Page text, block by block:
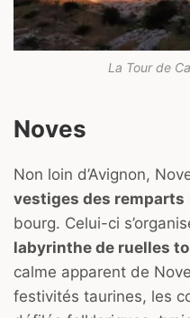
La Tour de
Noves
Non loin d’Avignon,
vestiges des remparts
bourg. Celui-ci
labyrinthe de ruelles
calme apparent de
festivités taurines, les